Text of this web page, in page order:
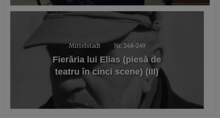
Mittelstadt Nr. 248-249
Fierăria lui Elias (piesă de
teatru în cinci scene) (III)